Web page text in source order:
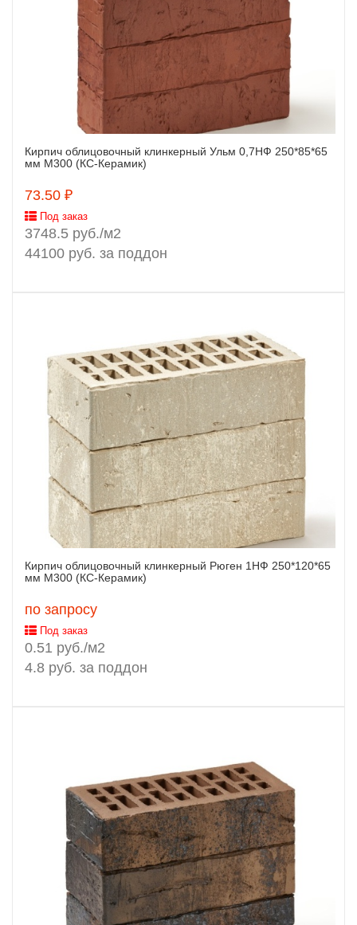
Заказать
Кирпич облицовочный клинкерный Ульм 0,7НФ 250*85*65
мм М300 (КС-Керамик)
73.50 ₽
Под заказ
3748.5 руб./м2
44100 руб. за поддон
Заказать
Кирпич облицовочный клинкерный Рюген 1НФ 250*120*65
мм М300 (КС-Керамик)
по запросу
Под заказ
0.51 руб./м2
4.8 руб. за поддон